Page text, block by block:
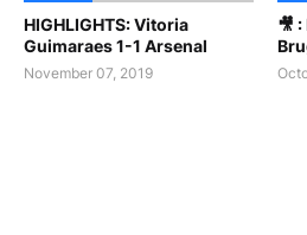
HIGHLIGHTS: Vitoria
Guimaraes 1-1 Arsenal
November 07, 2019
🎥